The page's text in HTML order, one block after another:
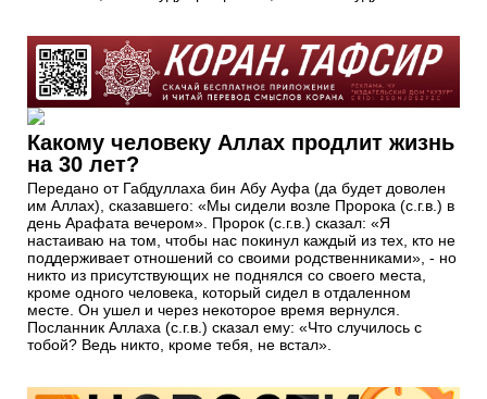
Какому человеку Аллах продлит жизнь
на 30 лет?
Передано от Габдуллаха бин Абу Ауфа (да будет доволен
им Аллах), сказавшего: «Мы сидели возле Пророка (с.г.в.) в
день Арафата вечером». Пророк (с.г.в.) сказал: «Я
настаиваю на том, чтобы нас покинул каждый из тех, кто не
поддерживает отно­шений со своими родственниками», - но
никто из присутствую­щих не поднялся со своего места,
кроме одного человека, который сидел в отдаленном
месте. Он ушел и через некоторое время вернулся.
Посланник Аллаха (с.г.в.) сказал ему: «Что случилось с
тобой? Ведь никто, кроме тебя, не встал».